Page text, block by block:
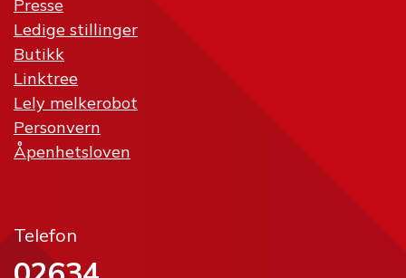
Presse
Ledige stillinger
Butikk
Linktree
Lely melkerobot
Personvern
Åpenhetsloven
Telefon